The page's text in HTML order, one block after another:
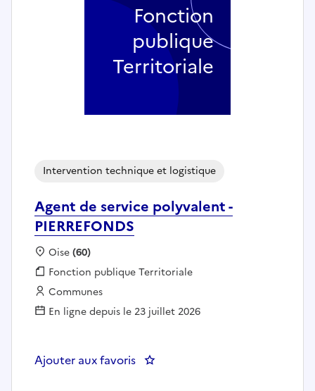
Agent de service polyvalent -
PIERREFONDS
Intervention technique et logistique
Localisation :
Oise(60)
Fonction publique :
Fonction publique Territoriale
Employeur :
Communes
En ligne depuis le 23 juillet 2026
Ajouter aux favoris : Agent de service polyvalent -
Fonction
publique
Territoriale